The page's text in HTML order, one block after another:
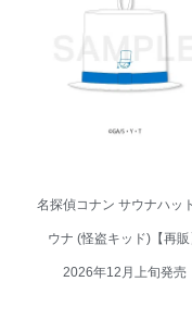
ナ (怪盗キッド)【再販】
12月上旬発売
名探偵コナン サウナハッ
ウナ (怪盗キッド)【再販
2026年12月上旬発売